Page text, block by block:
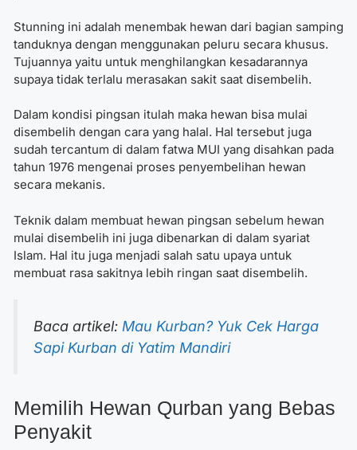
Stunning ini adalah menembak hewan dari bagian samping
tanduknya dengan menggunakan peluru secara khusus.
Tujuannya yaitu untuk menghilangkan kesadarannya
supaya tidak terlalu merasakan sakit saat disembelih.
Dalam kondisi pingsan itulah maka hewan bisa mulai
disembelih dengan cara yang halal. Hal tersebut juga
sudah tercantum di dalam fatwa MUI yang disahkan pada
tahun 1976 mengenai proses penyembelihan hewan
secara mekanis.
Teknik dalam membuat hewan pingsan sebelum hewan
mulai disembelih ini juga dibenarkan di dalam syariat
Islam. Hal itu juga menjadi salah satu upaya untuk
membuat rasa sakitnya lebih ringan saat disembelih.
Baca artikel: Mau Kurban? Yuk Cek Harga
Sapi Kurban di Yatim Mandiri
Memilih Hewan Qurban yang Bebas
Penyakit